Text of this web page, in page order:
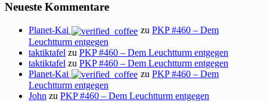
Neueste Kommentare
Planet-Kai zuPKP #460 – Dem
Leuchtturm entgegen
taktiktafel zu PKP #460 – Dem Leuchtturm entgegen
taktiktafel zu PKP #460 – Dem Leuchtturm entgegen
Planet-Kai
zuPKP #460 – Dem
Leuchtturm entgegen
John zu PKP #460 – Dem Leuchtturm entgegen